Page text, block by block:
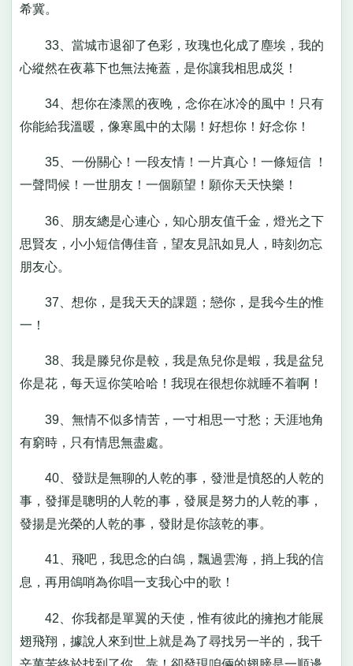
希冀。
33、當城市退卻了色彩，玫瑰也化成了塵埃，我的
心縱然在夜幕下也無法掩蓋，是你讓我相思成災！
34、想你在漆黑的夜晚，念你在冰冷的風中！只有
你能給我溫暖，像寒風中的太陽！好想你！好念你！
35、一份關心！一段友情！一片真心！一條短信 ！
一聲問候！一世朋友！一個願望！願你天天快樂！
36、朋友總是心連心，知心朋友值千金，燈光之下
思賢友，小小短信傳佳音，望友見訊如見人，時刻勿忘
朋友心。
37、想你，是我天天的課題；戀你，是我今生的惟
一！
38、我是滕兒你是較，我是魚兒你是蝦，我是盆兒
你是花，每天逗你笑哈哈！我現在很想你就睡不着啊！
39、無情不似多情苦，一寸相思一寸愁；天涯地角
有窮時，只有情思無盡處。
40、發獃是無聊的人乾的事，發泄是憤怒的人乾的
事，發揮是聰明的人乾的事，發展是努力的人乾的事，
發揚是光榮的人乾的事，發財是你該乾的事。
41、飛吧，我思念的白鴿，飄過雲海，捎上我的信
息，再用鴿哨為你唱一支我心中的歌！
42、你我都是單翼的天使，惟有彼此的擁抱才能展
翅飛翔，據說人來到世上就是為了尋找另一半的，我千